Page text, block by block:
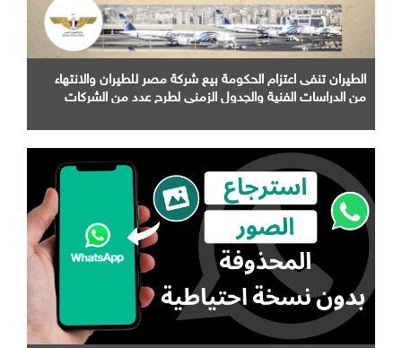
الطيران تنفى اعتزام الحكومة بيع شركة مصر للطيران والانتهاء
من الدراسات الفنية والجدول الزمني لطرح عدد من الشركات